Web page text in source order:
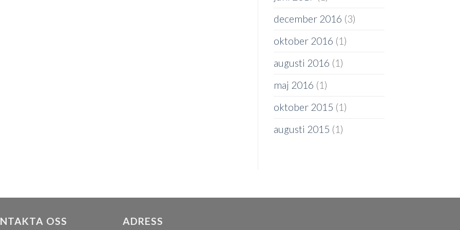
december 2016 (3)
oktober 2016 (1)
augusti 2016 (1)
maj 2016 (1)
oktober 2015 (1)
augusti 2015 (1)
OSS ADRESS